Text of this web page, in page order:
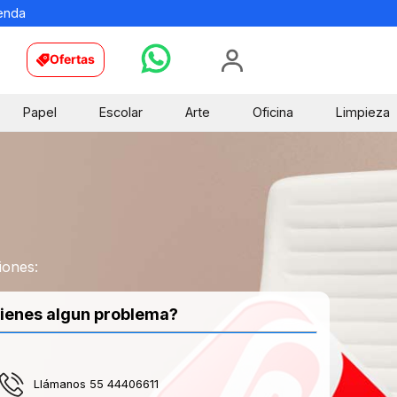
Ofertas
Papel Escolar Arte Oficina Limpieza
algun problema?
Llámanos 55 44406611